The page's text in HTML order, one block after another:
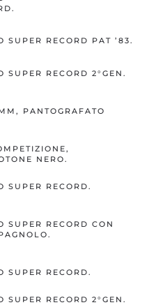
SUPER RECORD PAT ’83.
SUPER RECORD 2°GEN.
PANTOGRAFATO
NERO.
SUPER RECORD.
SUPER RECORD CON
SUPER RECORD.
SUPER RECORD 2°GEN.